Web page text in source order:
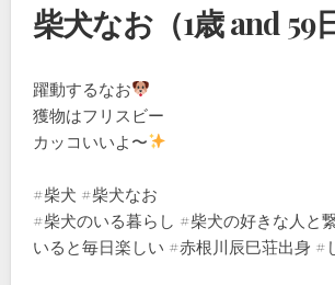
柴犬なお（1歳 and 59
躍動するなお
獲物はフリスビー
カッコいいよ〜
#柴犬 #柴犬なお
#柴犬のいる暮らし #柴犬の好きな人と
いると毎日楽しい #赤根川辰巳荘出身 #